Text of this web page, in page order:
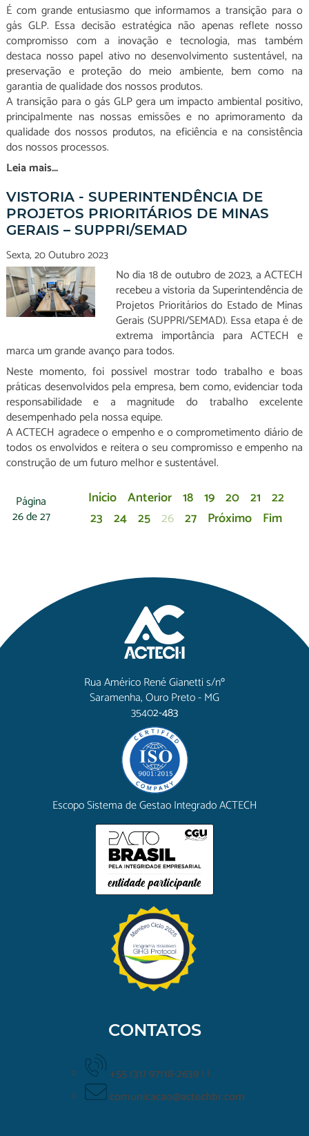
É com grande entusiasmo que informamos a transição para o
gás GLP. Essa decisão estratégica não apenas reflete nosso
compromisso com a inovação e tecnologia, mas também
destaca nosso papel ativo no desenvolvimento sustentável, na
preservação e proteção do meio ambiente, bem como na
garantia de qualidade dos nossos produtos.
A transição para o gás GLP gera um impacto ambiental positivo,
principalmente nas nossas emissões e no aprimoramento da
qualidade dos nossos produtos, na eficiência e na consistência
dos nossos processos.
Leia mais...
VISTORIA - SUPERINTENDÊNCIA DE
PROJETOS PRIORITÁRIOS DE MINAS
GERAIS – SUPPRI/SEMAD
Sexta, 20 Outubro 2023
No dia 18 de outubro de 2023, a ACTECH
recebeu a vistoria da Superintendência de
Projetos Prioritários do Estado de Minas
Gerais (SUPPRI/SEMAD). Essa etapa é de
extrema importância para ACTECH e
marca um grande avanço para todos.
Neste momento, foi possível mostrar todo trabalho e boas
práticas desenvolvidos pela empresa, bem como, evidenciar toda
responsabilidade e a magnitude do trabalho excelente
desempenhado pela nossa equipe.
A ACTECH agradece o empenho e o comprometimento diário de
todos os envolvidos e reitera o seu compromisso e empenho na
construção de um futuro melhor e sustentável.
Página
26 de 27
Início Anterior 18 19 20 21 22
23 24 25 26 27 Próximo Fim
Rua Américo René Gianetti s/nº
Saramenha, Ouro Preto - MG
35402-483
Escopo Sistema de Gestao Integrado ACTECH
CONTATOS
+55 (31) 97118-2639| |
comunicacao@actechbr.com